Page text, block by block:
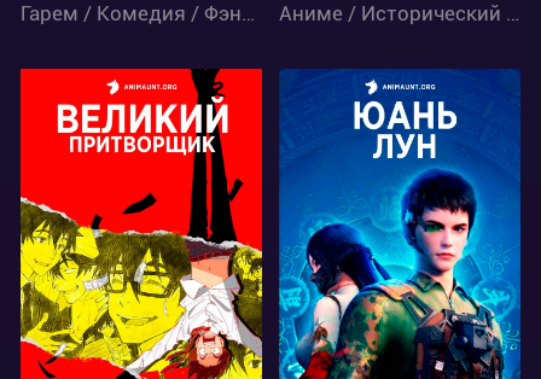
Гарем / Комедия / Фэнтези / Этти / Аниме Аниме / Исторический / Приключения
45223
20 22
33037
12 49